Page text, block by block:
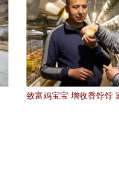
致富鸡宝宝 增收香饽饽